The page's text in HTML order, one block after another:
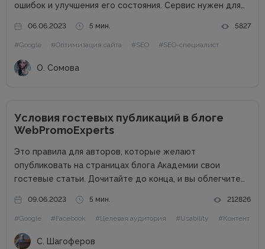
ошибок и улучшения его состояния. Сервис нужен для
поисковые роботы индексируют отдельные страницы, а
также как решить все вопросы, связанные с
продвижением...
06.06.2023 5 мин. 5827
#Google #Оптимизация сайта #SEO #SEO-специалист
О. Сомова
Условия гостевых публикаций в блоге
WebPromoExperts
Это правила для авторов, которые желают
опубликовать на страницах блога Академии свои
гостевые статьи. Дочитайте до конца, и вы облегчите
интернет-маркетинга WebPromoExperts в цифрах: 37
000 уникальных посетителей, 90 000 подписчиков...
09.06.2023 5 мин. 212826
#Google #Facebook #Целевая аудитория #Usability #Контент
С. Шагоферов